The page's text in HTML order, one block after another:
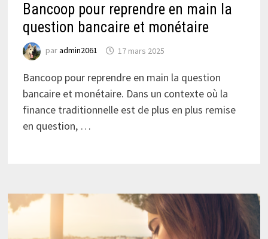
Bancoop pour reprendre en main la
question bancaire et monétaire
paradmin2061 17 mars 2025
Bancoop pour reprendre en main la question
bancaire et monétaire. Dans un contexte où la
finance traditionnelle est de plus en plus remise
en question, …